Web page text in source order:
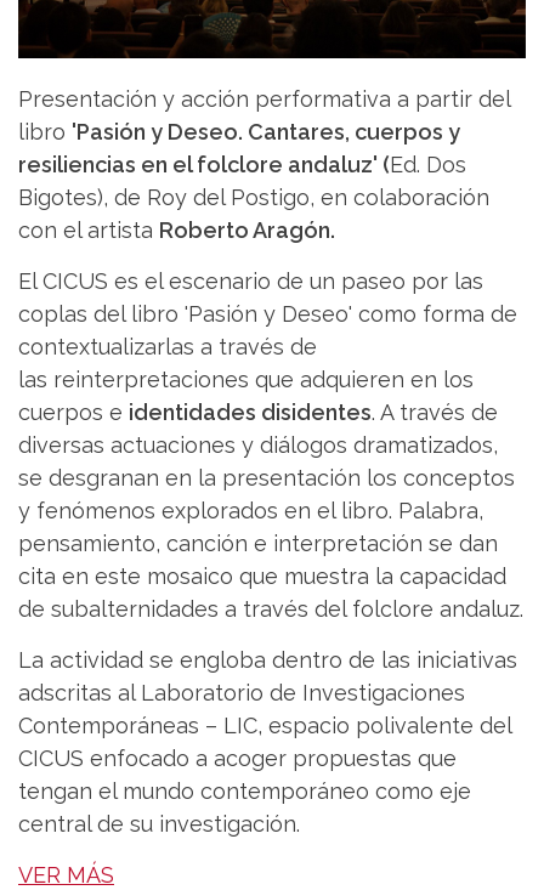
Presentación y acción performativa a partir del
libro 'Pasión y Deseo. Cantares, cuerpos y
resiliencias en el folclore andaluz' (Ed. Dos
Bigotes), de Roy del Postigo, en colaboración
con el artista Roberto Aragón.
El CICUS es el escenario de un paseo por las
coplas del libro 'Pasión y Deseo' como forma de
contextualizarlas a través de
las reinterpretaciones que adquieren en los
cuerpos e identidades disidentes. A través de
diversas actuaciones y diálogos dramatizados,
se desgranan en la presentación los conceptos
y fenómenos explorados en el libro. Palabra,
pensamiento, canción e interpretación se dan
cita en este mosaico que muestra la capacidad
de subalternidades a través del folclore andaluz.
La actividad se engloba dentro de las iniciativas
adscritas al Laboratorio de Investigaciones
Contemporáneas – LIC, espacio polivalente del
CICUS enfocado a acoger propuestas que
tengan el mundo contemporáneo como eje
central de su investigación.
VER MÁS